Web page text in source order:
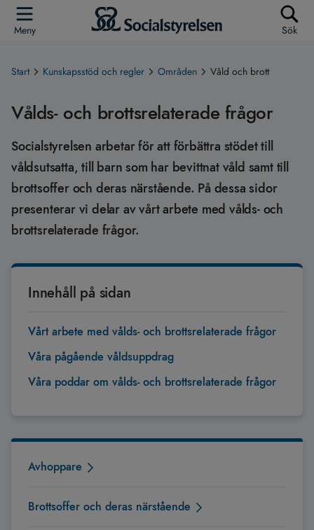
Meny Sök
Start Kunskapsstöd och regler Områden Våld och brott
Vålds- och brottsrelaterade frågor
Socialstyrelsen arbetar för att förbättra stödet till
våldsutsatta, till barn som har bevittnat våld samt till
brottsoffer och deras närstående. På dessa sidor
presenterar vi delar av vårt arbete med vålds- och
brottsrelaterade frågor.
Innehåll på sidan
Vårt arbete med vålds- och brottsrelaterade frågor
Våra pågående våldsuppdrag
Våra poddar om vålds- och brottsrelaterade frågor
Avhoppare
Brottsoffer och deras närstående